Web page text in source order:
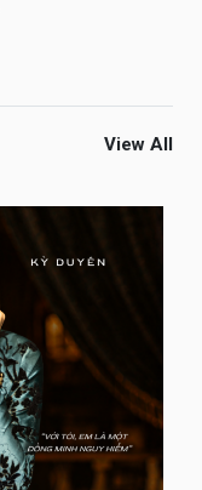
View All